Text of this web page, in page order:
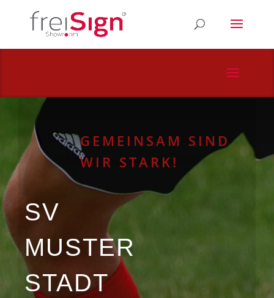
GEMEIN­SAM SIND
WIR STARK!
SV
MUS­TER
STADT